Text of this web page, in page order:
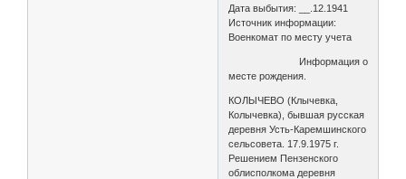
Дата выбытия: __.12.1941
Источник информации:
Военкомат по месту учета
Информация о
месте рождения.
КОЛЫЧЕВО (Клычевка,
Колычевка), бывшая русская
деревня Усть-Каремшинского
сельсовета. 17.9.1975 г.
Решением Пензенского
облисполкома деревня